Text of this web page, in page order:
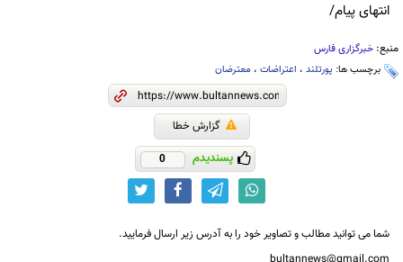
انتهای پیام/
منبع: خبرگزاری فارس
برچسب ها: پورتلند ، اعتراضات ، معترضان
گزارش خطا
پسندیدم 0
شما می توانید مطالب و تصاویر خود را به آدرس زیر ارسال فرمایید.